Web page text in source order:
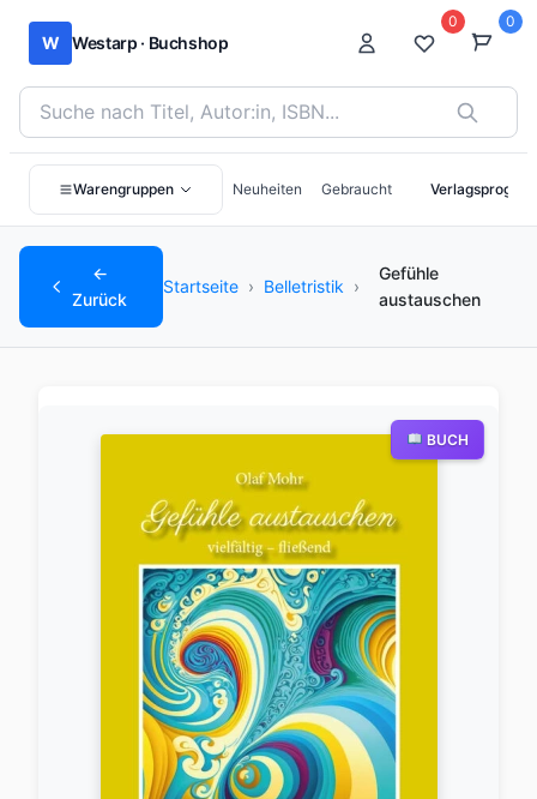
W Westarp · Buchshop
Bücher suchen nach Titel, Autor:in oder ISBN
0 0
Warengruppen Neuheiten Gebraucht
←
Zurück
Startseite › Belletristik ›
Gefühle
austauschen
BUCH